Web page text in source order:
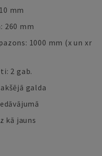
mm
260 mm
1000 mm (x un xr
2 gab.
galda
kā jauns